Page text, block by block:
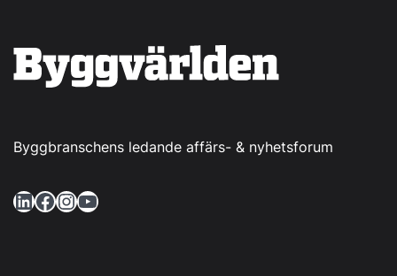
Byggbranschens ledande affärs- & nyhetsforum
LinkedIn Facebook InstagramYouTube